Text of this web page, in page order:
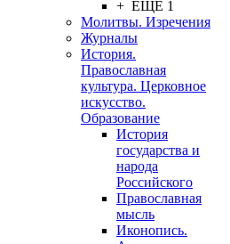
+ ЕЩЕ 1
Молитвы. Изречения
Журналы
История.
Православная
культура. Церковное
искусство.
Образование
История
государства и
народа
Российского
Православная
мысль
Иконопись.